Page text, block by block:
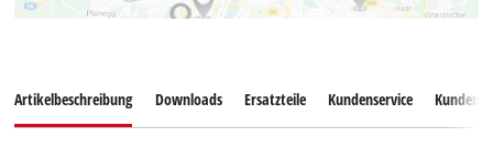
Artikelbeschreibung Downloads Ersatzteile Kundenservice